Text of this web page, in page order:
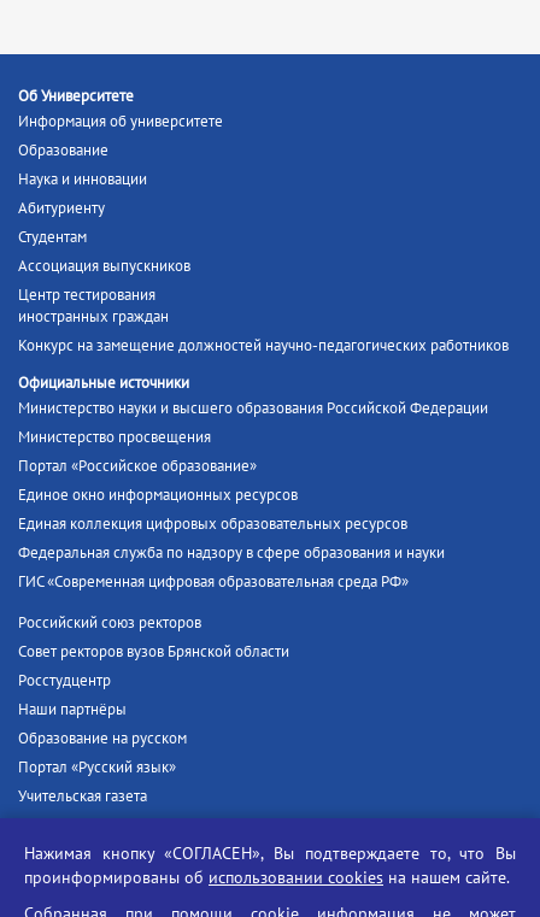
Об Университете
Информация об университете
Образование
Наука и инновации
Абитуриенту
Студентам
Ассоциация выпускников
Центр тестирования
иностранных граждан
Конкурс на замещение должностей научно-педагогических работников
Официальные источники
Министерство науки и высшего образования Российской Федерации
Министерство просвещения
Портал «Российское образование»
Единое окно информационных ресурсов
Единая коллекция цифровых образовательных ресурсов
Федеральная служба по надзору в сфере образования и науки
ГИС «Современная цифровая образовательная среда РФ»
Российский союз ректоров
Совет ректоров вузов Брянской области
Росстудцентр
Наши партнёры
Образование на русском
Портал «Русский язык»
Учительская газета
Единый портал государственных услуг
Нажимая кнопку «СОГЛАСЕН», Вы подтверждаете то, что Вы
проинформированы об использовании cookies на нашем сайте.